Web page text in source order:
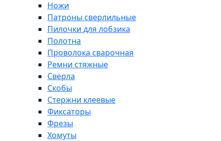
Ножи
Патроны сверлильные
Пилочки для лобзика
Полотна
Проволока сварочная
Ремни стяжные
Сверла
Скобы
Стержни клеевые
Фиксаторы
Фрезы
Хомуты